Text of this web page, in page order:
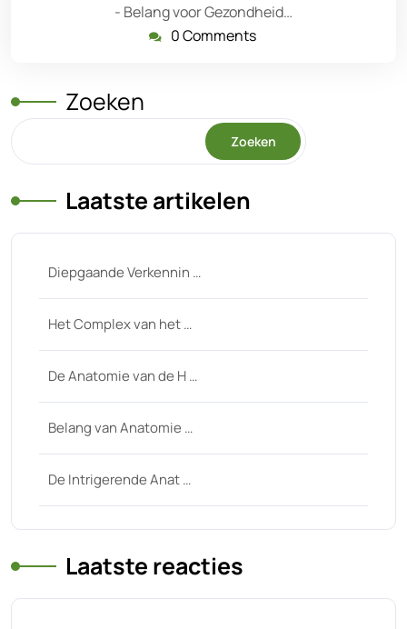
- Belang voor Gezondheid…
0 Comments
Zoeken
Zoeken
Laatste artikelen
Diepgaande Verkennin …
Het Complex van het …
De Anatomie van de H …
Belang van Anatomie …
De Intrigerende Anat …
Laatste reacties